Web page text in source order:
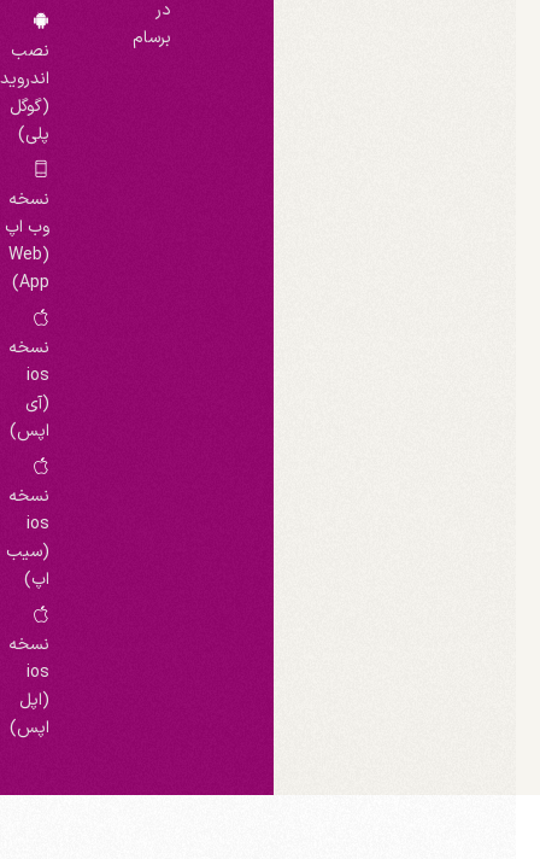
برسام
نصب
اندروید
(گوگل
پلی)
نسخه
وب اپ
(Web
App)
نسخه
اپس)
نسخه
(سیب
اپ)
نسخه
(اپل
اپس)